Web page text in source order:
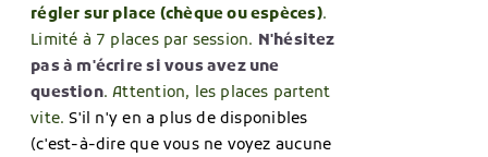
régler sur place (chèque ou espèces).
Limité à 7 places par session. N'hésitez
pas à m'écrire si vous avez une
question. Attention, les places partent
vite.S'il n'y en a plus de disponibles
(c'est-à-dire que vous ne voyez aucune